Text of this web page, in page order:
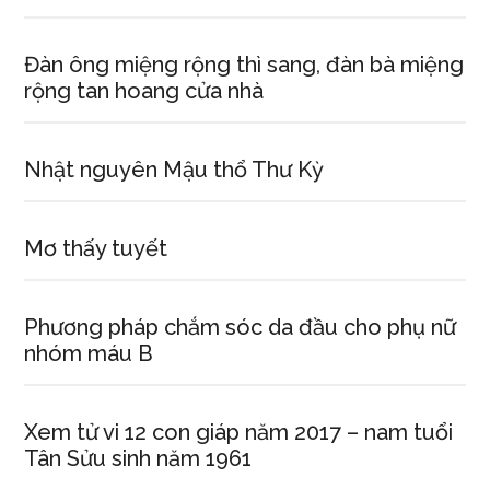
Đàn ông miệng rộng thì sang, đàn bà miệng
rộng tan hoang cửa nhà
Nhật nguyên Mậu thổ Thư Kỳ
Mơ thấy tuyết
Phương pháp chắm sóc da đầu cho phụ nữ
nhóm máu B
Xem tử vi 12 con giáp năm 2017 – nam tuổi
Tân Sửu sinh năm 1961